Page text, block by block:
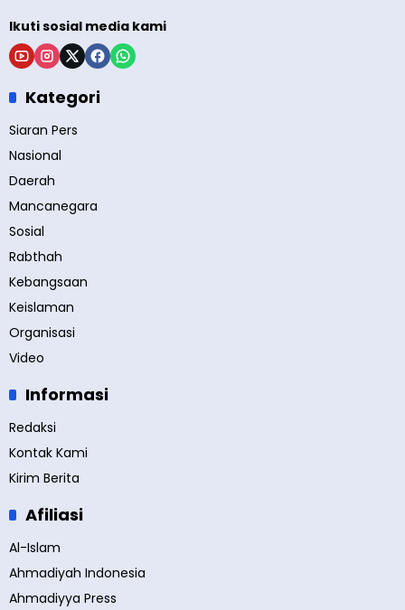
Ikuti sosial media kami
Kategori
Siaran Pers
Nasional
Daerah
Mancanegara
Sosial
Rabthah
Kebangsaan
Keislaman
Organisasi
Video
Informasi
Redaksi
Kontak Kami
Kirim Berita
Afiliasi
Al-Islam
Ahmadiyah Indonesia
Ahmadiyya Press